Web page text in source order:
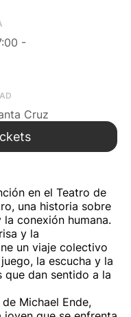
-
Cruz
en el Teatro de
una historia sobre
conexión humana.
y la
un viaje colectivo
la escucha y la
que dan sentido a la
Michael Ende,